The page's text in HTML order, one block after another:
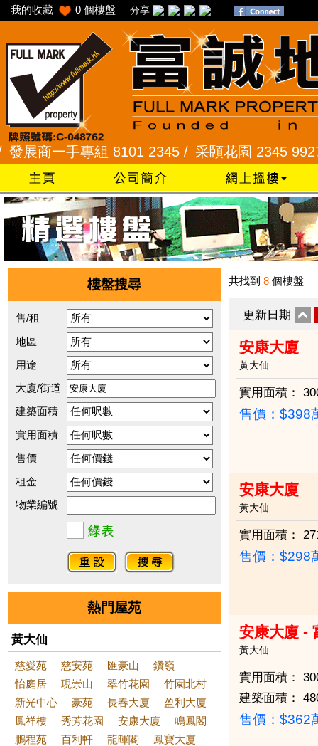
我的收藏 0 個樓盤 分享
商一手專組 8101 2345 /采頣花園 2345 9927 /
樓盤搜尋
售/租
地區
用途
大廈/街道
建築面積
實用面積
售價
租金
物業編號
熱門屋苑
黃大仙
慈愛苑 慈安苑 匯豪山
鑽嶺
怡庭居
現崇山 翠竹花園
竹園北村
新光中心
豪苑 長春大廈
盈利大廈
鳳祥樓
秀芳花園 安康大廈
鳴鳳閣
鵬程苑
百利軒 龍暉閣
鳳寶大廈
共找到 8 個樓盤
更新日期
安康大廈
黃大仙
實用面積：
售價： $398
安康大廈
黃大仙
實用面積：
售價： $298
安康大廈 -
黃大仙
實用面積：
建築面積：
售價： $362